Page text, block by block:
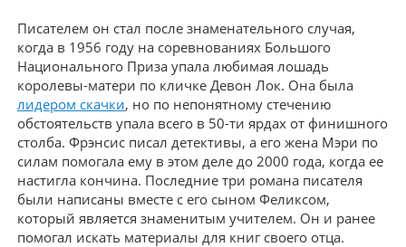
Писателем он стал после знаменательного случая,
когда в 1956 году на соревнованиях Большого
Национального Приза упала любимая лошадь
королевы-матери по кличке Девон Лок. Она была
лидером скачки, но по непонятному стечению
обстоятельств упала всего в 50-ти ярдах от финишного
столба. Фрэнсис писал детективы, а его жена Мэри по
силам помогала ему в этом деле до 2000 года, когда ее
настигла кончина. Последние три романа писателя
были написаны вместе с его сыном Феликсом,
который является знаменитым учителем. Он и ранее
помогал искать материалы для книг своего отца.